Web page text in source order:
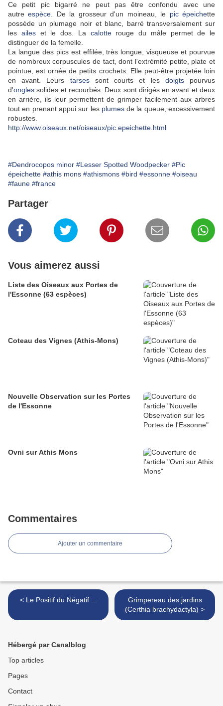
Ce petit pic bigarré ne peut pas être confondu avec une
autreespèce . De la grosseur d'un moineau, le pic épeichette
possède un plumage noir et blanc, barré transversalement sur
les aileset le dos. La calotterouge du mâle permet de le
distinguer de la femelle.
La langue des pics est effilée, très longue, visqueuse et pourvue
de nombreux corpuscules de tact, dont l'extrémité petite, plate et
pointue, est ornée de petits crochets. Elle peut-être projetée loin
en avant. Leurs tarsessont courts et les doigtspourvus
d'ongles solides et recourbés. Deux sont dirigés en avant et deux
en arrière, ils leur permettent de grimper facilement aux arbres
tout en prenant appui sur les plumesde la queue, excessivement
robustes.
http://www.oiseaux.net/oiseaux/pic.epeichette.html
#Dendrocopos minor #Lesser Spotted Woodpecker #Pic
épeichette #athis mons #athismons #bird #essonne #oiseau
#faune #france
Partager
Vous aimerez aussi
Liste des Oiseaux aux Portes de
l'Essonne (63 espèces)
Coteau des Vignes (Athis-Mons)
Nouvelle Observation sur les Portes
de l'Essonne
Ovni sur Athis Mons
Commentaires
Ajouter un commentaire
< Le Positif du Négatif ...
Grimpereau des jardins
(Certhia brachydactyla) >
Hébergé par Canalblog
Top articles
Pages
Contact